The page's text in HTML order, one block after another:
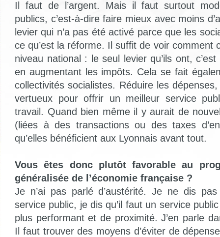
Il faut de l’argent. Mais il faut surtout
publics, c’est-à-dire faire mieux avec moins
levier qui n’a pas été activé parce que les
ce qu’est la réforme. Il suffit de voir comment
niveau national : le seul levier qu’ils ont,
en augmentant les impôts. Cela se fait
collectivités socialistes. Réduire les dépenses,
vertueux pour offrir un meilleur service
travail. Quand bien même il y aurait de
(liées à des transactions ou des taxes
qu’elles bénéficient aux Lyonnais avant tout.
Vous êtes donc plutôt favorable au
généralisée de l’économie française ?
Je n’ai pas parlé d’austérité. Je ne dis
service public, je dis qu’il faut un service
plus performant et de proximité. J’en parle
Il faut trouver des moyens d’éviter de